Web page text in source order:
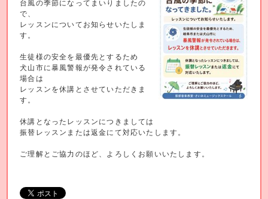
台風の季節になってまいりましたの
で、
レッスンについてお知らせいたしま
す。
生徒様の安全を最優先とするため
犬山市に暴風警報が発令されている
場合は
レッスンを休講とさせていただきま
す。
休講となったレッスンにつきましては
振替レッスンまたは返金にて対応いたします。
ご理解とご協力のほど、よろしくお願いいたします。